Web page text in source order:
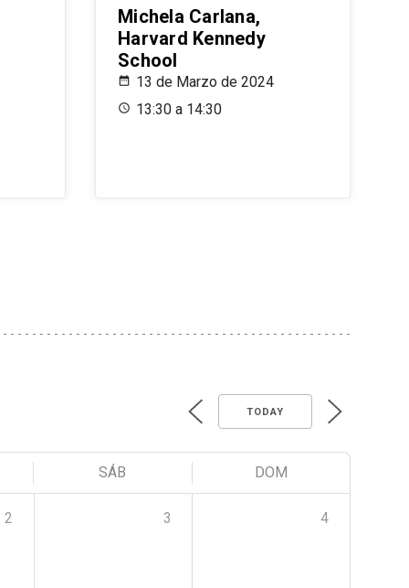
Michela Carlana,
Harvard Kennedy
School
13 de Marzo de 2024
13:30 a 14:30
TODAY
SÁB DOM
2 3 4